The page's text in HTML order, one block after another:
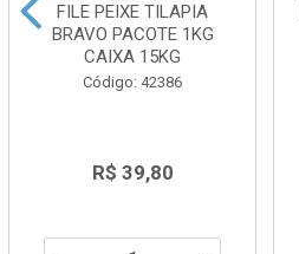
FILE PEIXE TILAPIA
BRAVO PACOTE 1KG
CAIXA 15KG
Código: 42386
R$ 39,80